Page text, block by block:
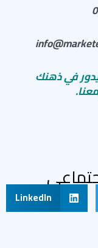
في ذهنك
LinkedIn